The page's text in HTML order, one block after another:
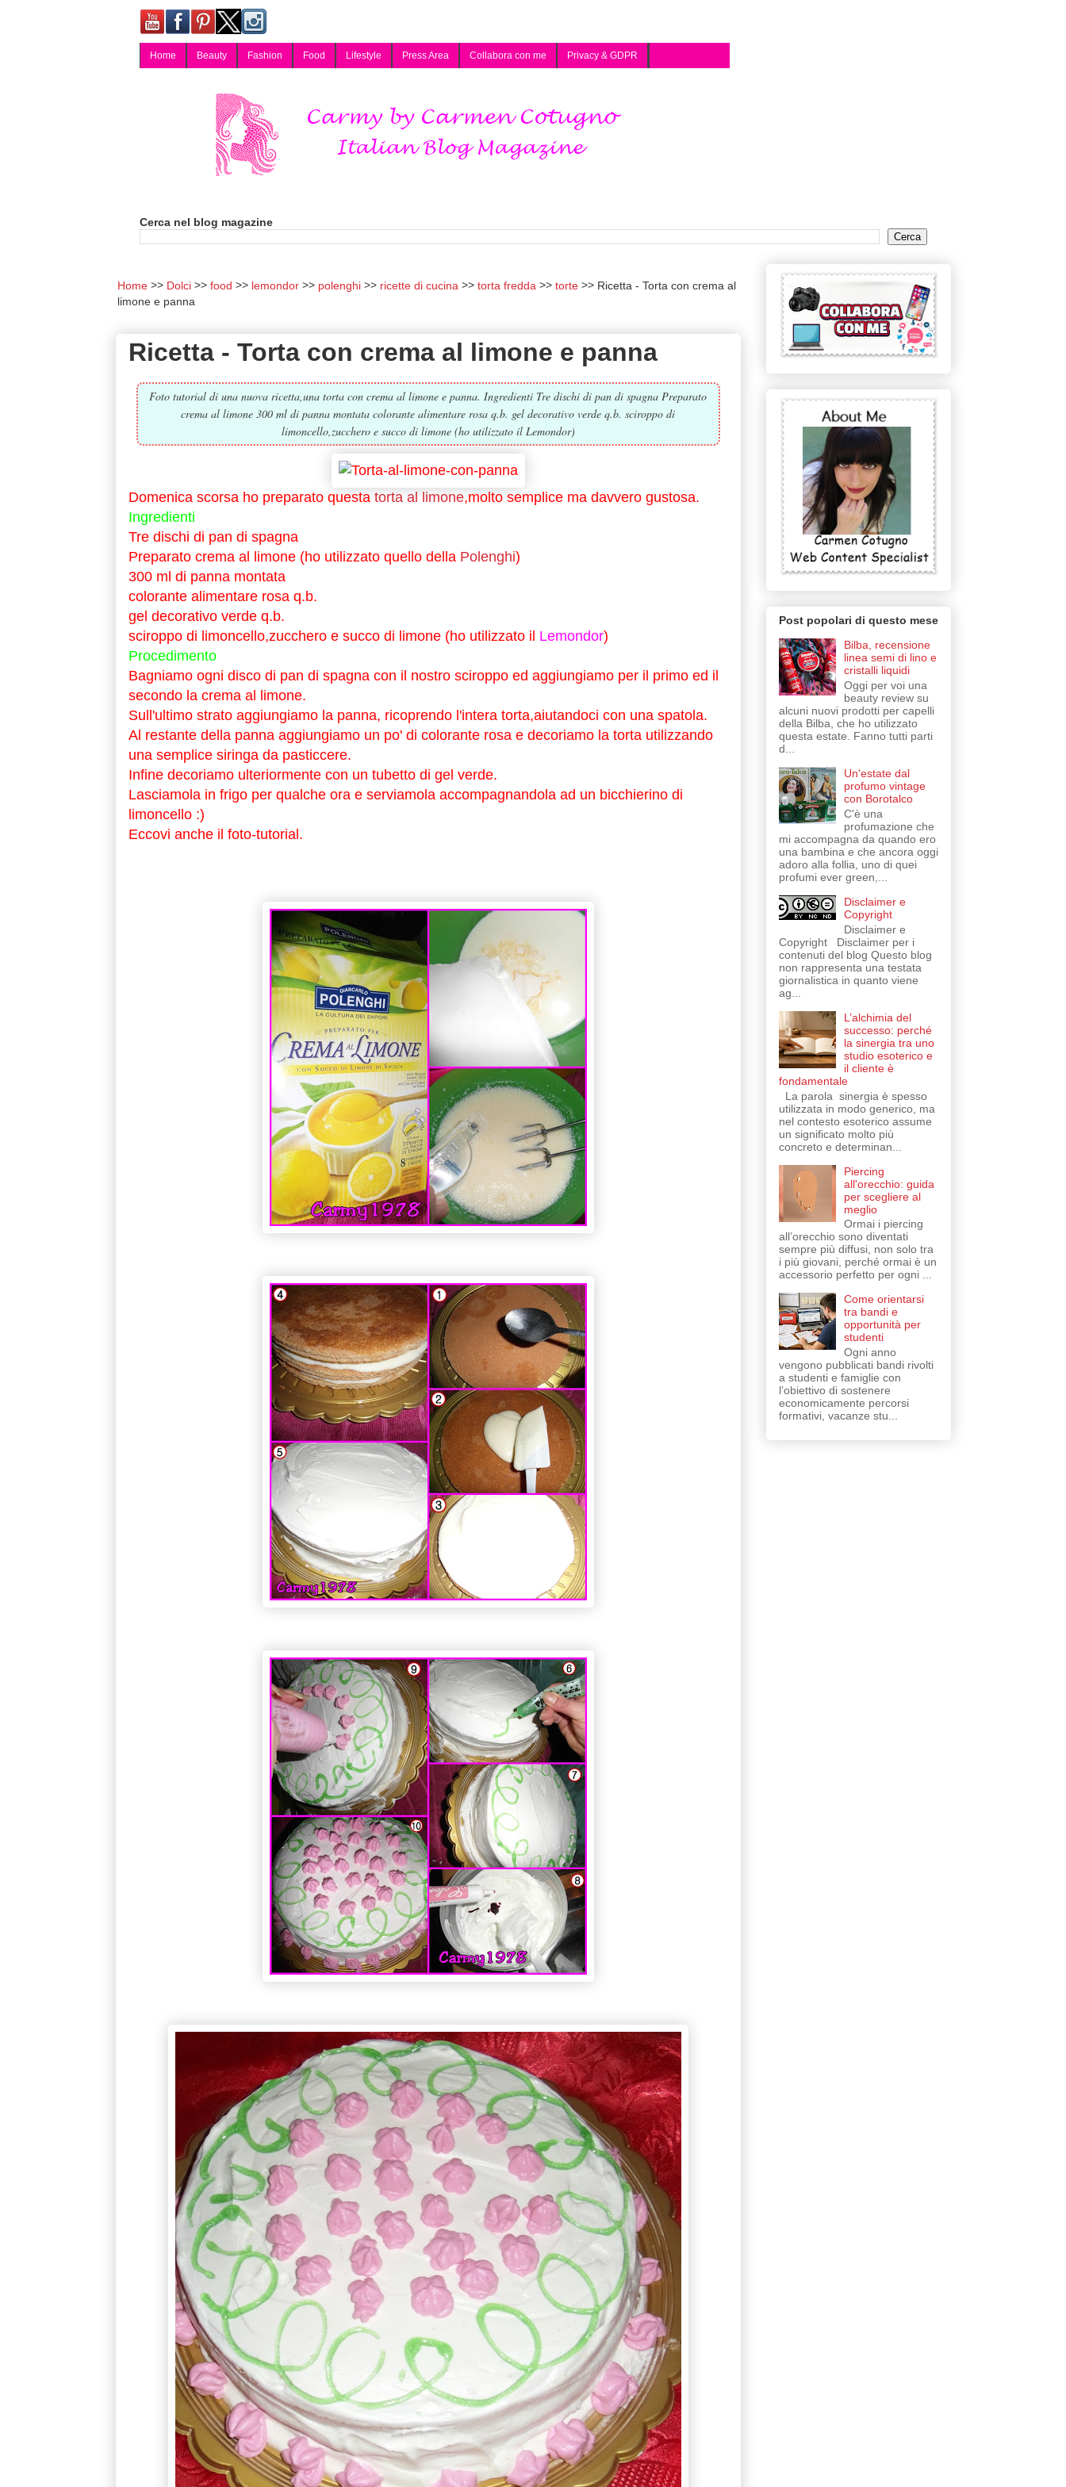
Home Beauty Fashion Food Lifestyle Press Area Collabora con me Privacy & GDPR
Cerca nel blog magazine
Home Dolci food lemondor polenghi ricette di cucina torta fredda torte
Ricetta - Torta con crema al
limone e panna
Ricetta - Torta con crema al limone e panna
Foto tutorial di una nuova ricetta,una torta con crema al limone e panna. Ingredienti Tre dischi di pan di spagna Preparato
crema al limone 300 ml di panna montata colorante alimentare rosa q.b. gel decorativo verde q.b. sciroppo di
limoncello,zucchero e succo di limone (ho utilizzato il Lemondor)
Domenica scorsa ho preparato questa torta al limone,molto semplice ma davvero gustosa.
Ingredienti
Tre dischi di pan di spagna
Preparato crema al limone (ho utilizzato quello della Polenghi)
300 ml di panna montata
colorante alimentare rosa q.b.
gel decorativo verde q.b.
sciroppo di limoncello,zucchero e succo di limone (ho utilizzato il Lemondor)
Procedimento
Bagniamo ogni disco di pan di spagna con il nostro sciroppo ed aggiungiamo per il primo ed il
secondo la crema al limone.
Sull'ultimo strato aggiungiamo la panna, ricoprendo l'intera torta,aiutandoci con una spatola.
Al restante della panna aggiungiamo un po' di colorante rosa e decoriamo la torta utilizzando
una semplice siringa da pasticcere.
Infine decoriamo ulteriormente con un tubetto di gel verde.
Lasciamola in frigo per qualche ora e serviamola accompagnandola ad un bicchierino di
limoncello :)
Eccovi anche il foto-tutorial.
Post popolari di questo mese
Bilba, recensione
linea semi di lino e
cristalli liquidi
Oggi per voi una
beauty review su
alcuni nuovi prodotti per capelli
della Bilba, che ho utilizzato
questa estate. Fanno tutti parti
d...
Un'estate dal
profumo vintage
con Borotalco
C'è una
profumazione che
mi accompagna da quando ero
una bambina e che ancora oggi
adoro alla follia, uno di quei
profumi ever green,...
Disclaimer e
Copyright
Disclaimer e
Copyright Disclaimer per i
contenuti del blog Questo blog
non rappresenta una testata
giornalistica in quanto viene
ag...
L’alchimia del
successo: perché
la sinergia tra uno
studio esoterico e
il cliente è
fondamentale
La parola sinergia è spesso
utilizzata in modo generico, ma
nel contesto esoterico assume
un significato molto più
concreto e determinan...
Piercing
all'orecchio: guida
per scegliere al
meglio
Ormai i piercing
all’orecchio sono diventati
sempre più diffusi, non solo tra
i più giovani, perché ormai è un
accessorio perfetto per ogni ...
Come orientarsi
tra bandi e
opportunità per
studenti
Ogni anno
vengono pubblicati bandi rivolti
a studenti e famiglie con
l’obiettivo di sostenere
economicamente percorsi
formativi, vacanze stu...